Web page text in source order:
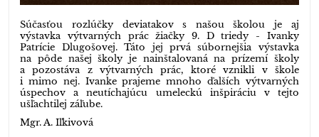
Súčasťou rozlúčky deviatakov s našou školou je aj
výstavka výtvarných prác žiačky 9. D triedy - Ivanky
Patrície Dlugošovej. Táto jej prvá súbornejšia výstavka
na pôde našej školy je nainštalovaná na prízemí školy
a pozostáva z výtvarných prác, ktoré vznikli v škole
i mimo nej. Ivanke prajeme mnoho ďalších výtvarných
úspechov a neutíchajúcu umeleckú inšpiráciu v tejto
ušľachtilej záľube.
Mgr. A. Iľkivová